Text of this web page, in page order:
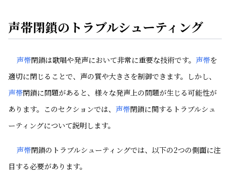
声帯閉鎖のトラブルシューティング
声帯閉鎖は歌唱や発声において非常に重要な技術です。 声帯を
適切に閉じることで、声の質や大きさを制御できます。しかし、
声帯閉鎖に問題があると、様々な発声上の問題が生じる可能性が
あります。このセクションでは、 声帯閉鎖に関するトラブルシュ
ーティングについて説明します。
声帯閉鎖のトラブルシューティングでは、以下の2つの側面に注
目する必要があります。